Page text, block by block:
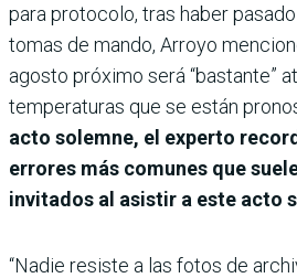
para protocolo, tras haber
tomas de mando, Arroyo
agosto próximo será “bastante”
temperaturas que se están
acto solemne, el experto
errores más comunes que
invitados al asistir a este acto
“Nadie resiste a las fotos de